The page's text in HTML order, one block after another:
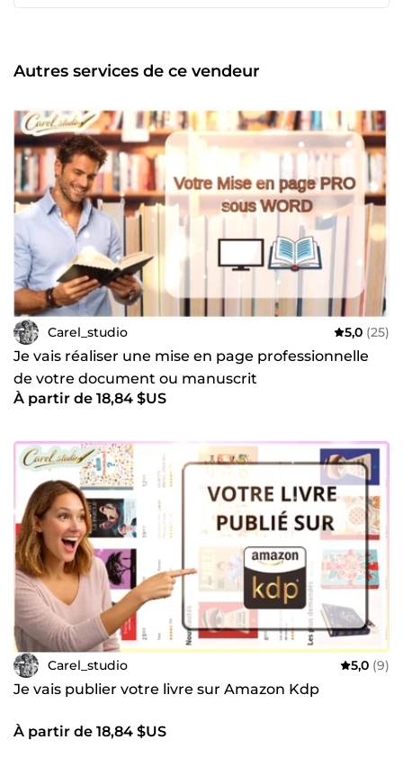
Autres services de ce vendeur
Carel_studio 5,0 (25)
Je vais réaliser une mise en page professionnelle
de votre document ou manuscrit
À partir de 18,84 $US
Carel_studio 5,0 (9)
Je vais publier votre livre sur Amazon Kdp
À partir de 18,84 $US